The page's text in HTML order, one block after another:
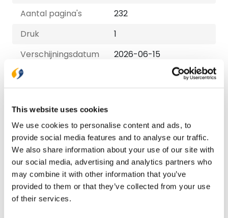
This website uses cookies
We use cookies to personalise content and ads, to
provide social media features and to analyse our traffic.
We also share information about your use of our site with
our social media, advertising and analytics partners who
may combine it with other information that you’ve
provided to them or that they’ve collected from your use
of their services.
Aantal pagina's
232
Druk
1
Verschijningsdatum
2026-06-15
Uitvoeringen
€ 13,99
Paperback
€ 22,99
Bezorging binnen 1–2 werkdagen